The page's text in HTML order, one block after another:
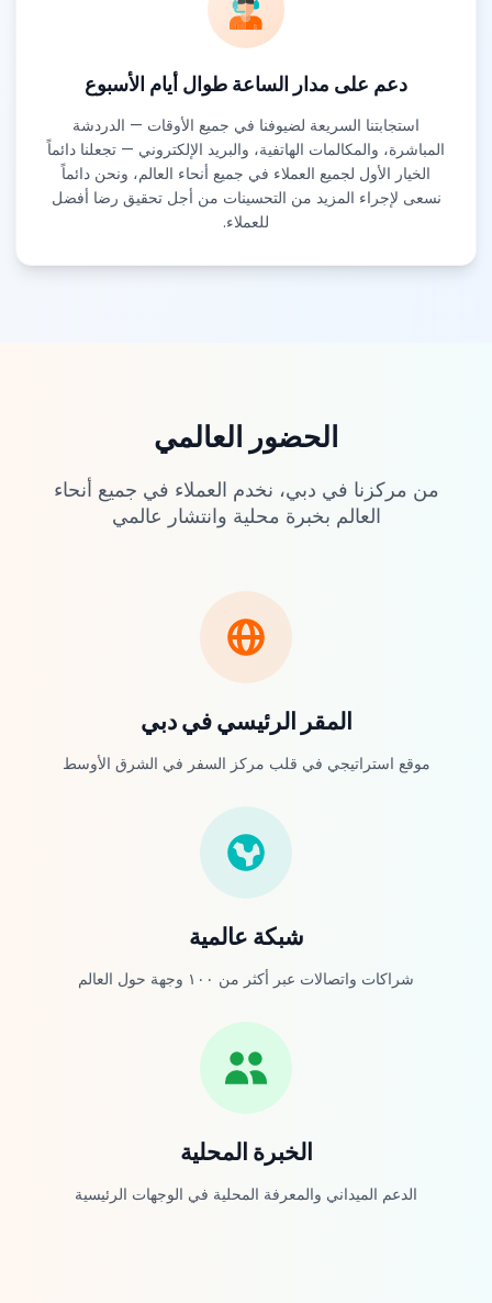
دعم على مدار الساعة طوال أيام الأسبوع
استجابتنا السريعة لضيوفنا في جميع الأوقات — الدردشة
المباشرة، والمكالمات الهاتفية، والبريد الإلكتروني — تجعلنا دائماً
الخيار الأول لجميع العملاء في جميع أنحاء العالم، ونحن دائماً
نسعى لإجراء المزيد من التحسينات من أجل تحقيق رضا أفضل
للعملاء.
الحضور العالمي
من مركزنا في دبي، نخدم العملاء في جميع أنحاء
العالم بخبرة محلية وانتشار عالمي
المقر الرئيسي في دبي
موقع استراتيجي في قلب مركز السفر في الشرق الأوسط
شبكة عالمية
شراكات واتصالات عبر أكثر من ١٠٠ وجهة حول العالم
الخبرة المحلية
الدعم الميداني والمعرفة المحلية في الوجهات الرئيسية